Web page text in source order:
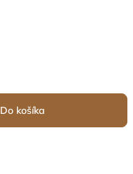
Do košíka